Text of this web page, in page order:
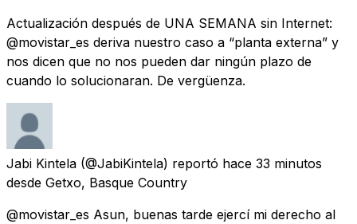
Actualización después de UNA SEMANA sin Internet:
@movistar_es deriva nuestro caso a “planta externa” y
nos dicen que no nos pueden dar ningún plazo de
cuando lo solucionaran. De vergüenza.
Jabi Kintela (@JabiKintela) reportó hace 33 minutos
desde Getxo, Basque Country
@movistar_es Asun, buenas tarde ejercí mi derecho al